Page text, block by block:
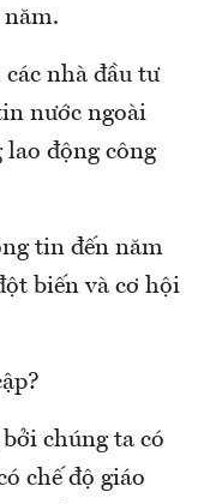
năm.
nhà đầu tư
nước ngoài
động công
tin đến năm
biến và cơ hội
chúng ta có
chế độ giáo